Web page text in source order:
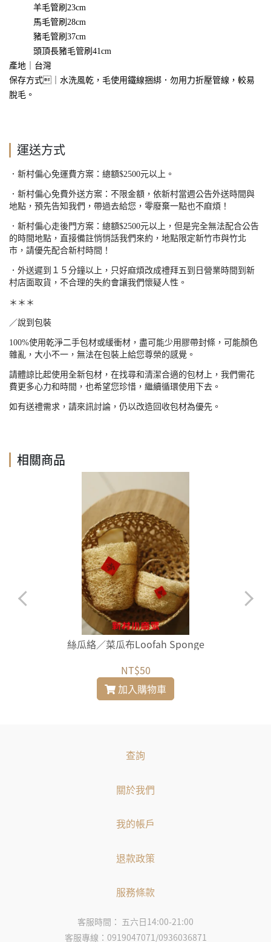
羊毛管刷23cm
馬毛管刷28cm
豬毛管刷37cm
頭頂長豬毛管刷41cm
產地｜台灣
保存方式｜水洗風乾，毛使用鐵線捆綁．勿用力折壓管線，較易
脫毛。
運送方式
．新村偏心免運費方案：總額$2500元以上。
．新村偏心免費外送方案：不限金額，依新村當週公告外送時間與
地點，預先告知我們，帶過去給您，零廢棄一點也不麻煩！
．新村偏心走後門方案：總額$2500元以上，但是完全無法配合公告
的時間地點，直接備註悄悄話我們來約，地點限定新竹市與竹北
市，請優先配合新村時間！
．外送遲到１５分鐘以上，只好麻煩改成禮拜五到日營業時間到新
村店面取貨，不合理的失約會讓我們懷疑人性。
＊＊＊
／說到包裝
100%使用乾淨二手包材或緩衝材，盡可能少用膠帶封條，可能顏色
雜亂，大小不一，無法在包裝上給您尊榮的感覺。
請體諒比起使用全新包材，在找尋和清潔合適的包材上，我們需花
費更多心力和時間，也希望您珍惜，繼續循環使用下去。
如有送禮需求，請來訊討論，仍以改造回收包材為優先。
相關商品
絲瓜絡／菜瓜布Loofah Sponge
NT$50
加入購物車
查詢
關於我們
我的帳戶
退款政策
服務條款
客服時間： 五六日14:00-21:00
客服專線：0919047071/0936036871